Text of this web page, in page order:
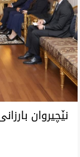
نێچیروان